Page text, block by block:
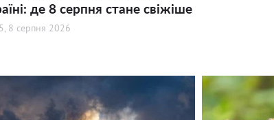
де 8 серпня стане свіжіше
8 серпня 2026